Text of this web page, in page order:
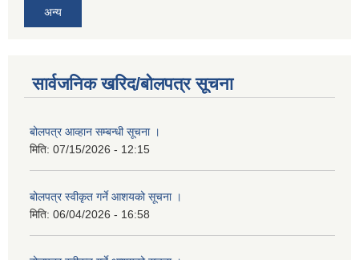
अन्य
सार्वजनिक खरिद/बोलपत्र सूचना
बोलपत्र आव्हान सम्बन्धी सूचना ।
मिति: 07/15/2026 - 12:15
बोलपत्र स्वीकृत गर्ने आशयको सूचना ।
मिति: 06/04/2026 - 16:58